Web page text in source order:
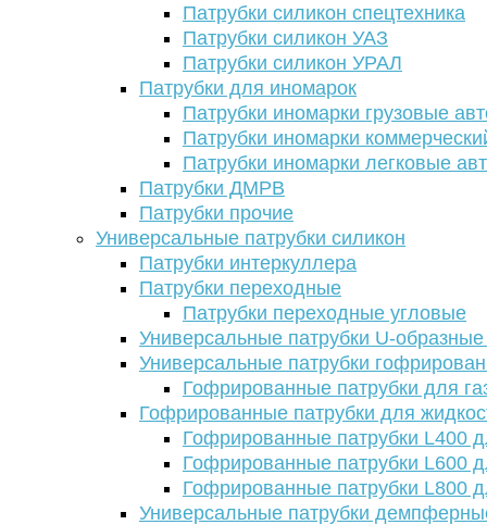
Патрубки силикон спецтехника
Патрубки силикон УАЗ
Патрубки силикон УРАЛ
Патрубки для иномарок
Патрубки иномарки грузовые
Патрубки иномарки
Патрубки иномарки легковые
Патрубки ДМРВ
Патрубки прочие
Универсальные патрубки силикон
Патрубки интеркуллера
Патрубки переходные
Патрубки переходные угловые
Универсальные патрубки U-
Универсальные патрубки
Гофрированные патрубки для
Гофрированные патрубки для
Гофрированные патрубки L400
Гофрированные патрубки L600
Гофрированные патрубки L800
Универсальные патрубки